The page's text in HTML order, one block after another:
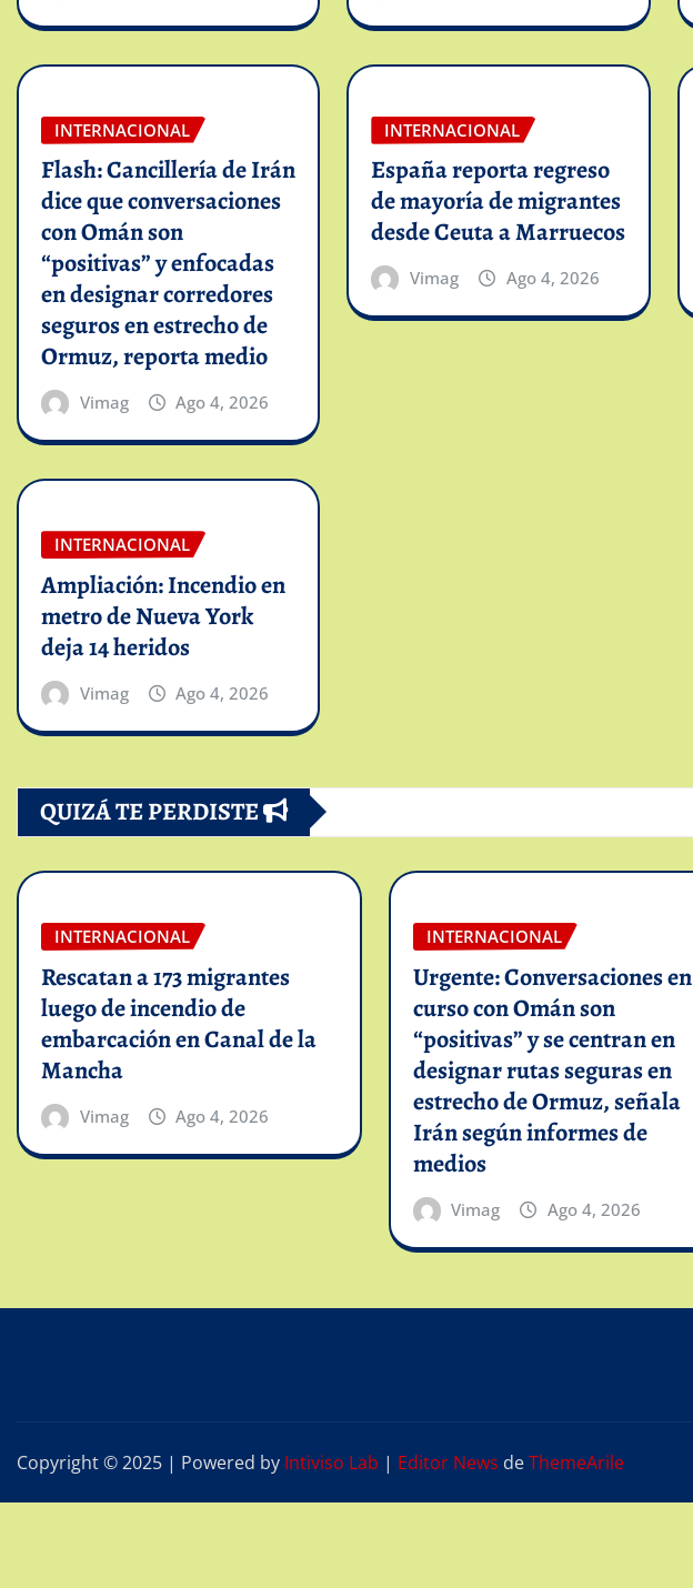
INTERNACIONAL
Flash: Cancillería de Irán
dice que conversaciones
con Omán son
“positivas” y enfocadas
en designar corredores
seguros en estrecho de
Ormuz, reporta medio
Vimag Ago 4, 2026
INTERNACIONAL
España reporta regreso
de mayoría de migrantes
desde Ceuta a Marruecos
Vimag Ago 4, 2026
INTERNACIONAL
Ampliación: Incendio en
metro de Nueva York
deja 14 heridos
Vimag Ago 4, 2026
QUIZÁ TE PERDISTE
INTERNACIONAL
Rescatan a 173 migrantes
luego de incendio de
embarcación en Canal de la
Mancha
Vimag Ago 4, 2026
INTERNACIONAL
Urgente: Conversaciones en
curso con Omán son
“positivas” y se centran en
designar rutas seguras en
estrecho de Ormuz, señala
Irán según informes de
medios
Vimag Ago 4, 2026
Copyright © 2025 | Powered by Intiviso Lab | Editor News deThemeArile